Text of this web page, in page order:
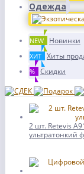
Одежда
NEW Новинки
ХИТ Хиты
% Скидки
2 шт. Retevis
ультратонкий